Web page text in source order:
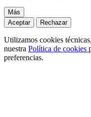
Más
Aceptar
Rechazar
Utilizamos cookies
nuestra Política de cookies
preferencias.